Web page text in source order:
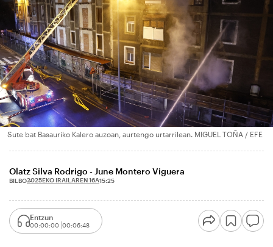
Sute bat Basauriko Kalero auzoan, aurtengo urtarrilean. MIGUEL TOÑA / EFE
Olatz Silva Rodrigo - June Montero Viguera
BILBO2025EKO IRAILAREN 16A15:25
Entzun
00:00:00 00:06:48